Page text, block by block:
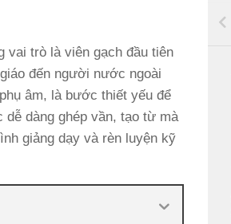
vai trò là viên gạch đầu tiên
đến người nước ngoài
âm, là bước thiết yếu để
dàng ghép vần, tạo từ mà
giảng dạy và rèn luyện kỹ